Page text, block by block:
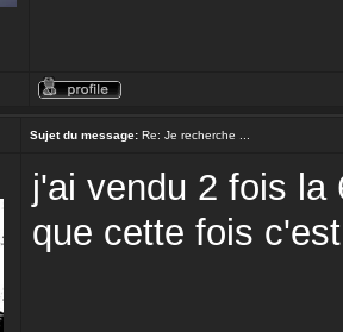
Sujet du message: Re: Je recherche ...
j'ai vendu 2 fois la
que cette fois